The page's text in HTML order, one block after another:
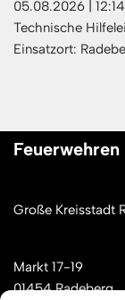
05.08.2026
12:14
Technische
Einsatzort:
Große Kreisstadt
Markt 17-19
01454 Radeberg